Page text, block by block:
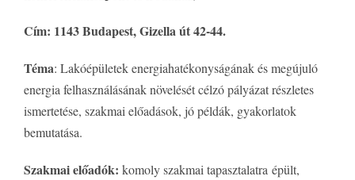
Cím: 1143 Budapest, Gizella út 42-44.
Téma: Lakóépületek energiahatékonyságának és megújuló
energia felhasználásának növelését célzó pályázat részletes
ismertetése, szakmai előadások, jó példák, gyakorlatok
bemutatása.
Szakmai előadók: komoly szakmai tapasztalatra épült,